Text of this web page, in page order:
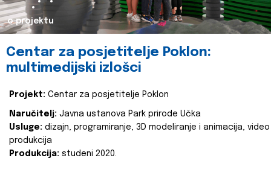
o projektu
Centar za posjetitelje Poklon:
multimedijski izlošci
Projekt: Centar za posjetitelje Poklon
Naručitelj: Javna ustanova Park prirode Učka
Usluge: dizajn, programiranje, 3D modeliranje i animacija, video
produkcija
Produkcija: studeni 2020.